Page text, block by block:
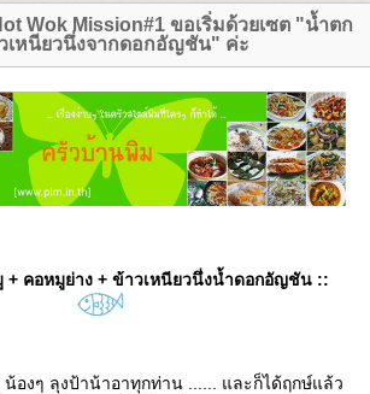
Wok Mission#1 ขอเริ่มด้วยเซต "น้ำตก
เหนียวนึ่งจากดอกอัญชัน" ค่ะ
+ คอหมูย่าง + ข้าวเหนียวนึ่งน้ำดอกอัญชัน ::
องๆ ลุงป้าน้าอาทุกท่าน ...... และก็ได้ฤกษ์แล้ว